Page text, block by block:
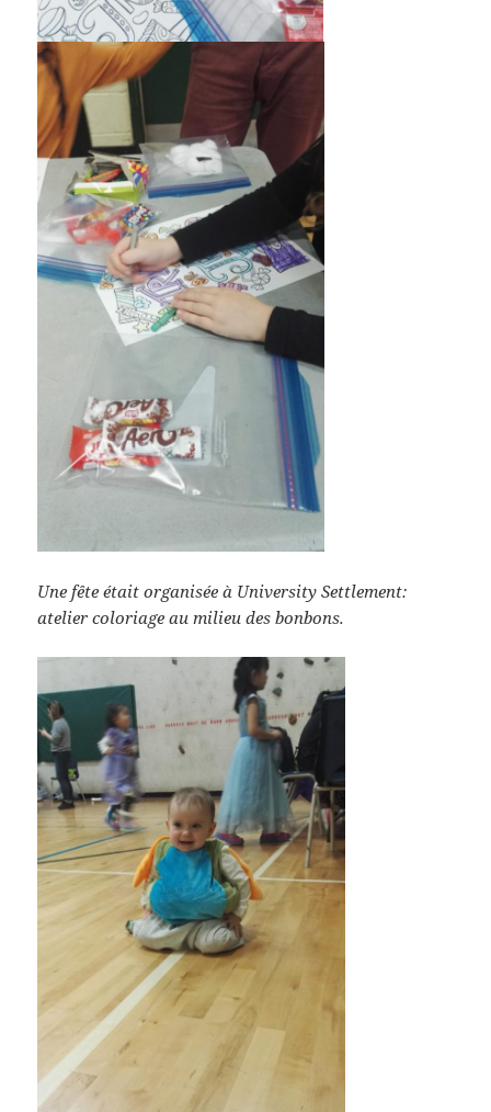
Une fête était organisée à University Settlement:
atelier coloriage au milieu des bonbons.